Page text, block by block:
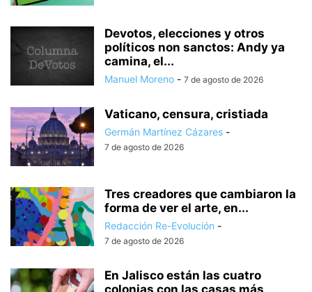
Devotos, elecciones y otros
políticos non sanctos: Andy ya
camina, el...
Manuel Moreno - 7 de agosto de 2026
Vaticano, censura, cristiada
Germán Martínez Cázares -
7 de agosto de 2026
Tres creadores que cambiaron la
forma de ver el arte, en...
Redacción Re-Evolución -
7 de agosto de 2026
En Jalisco están las cuatro